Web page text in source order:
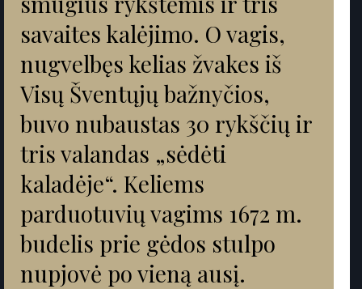
savaites kalėjimo. O vagis,
nugvelbęs kelias žvakes iš
Visų Šventųjų bažnyčios,
buvo nubaustas 30 rykščių ir
tris valandas „sėdėti
kaladėje“. Keliems
parduotuvių vagims 1672 m.
budelis prie gėdos stulpo
nupjovė po vieną ausį.